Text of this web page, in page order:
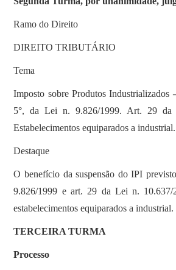
Ramo do Direito
DIREITO TRIBUTÁRIO
Tema
Imposto sobre Produtos Industrializados
5°, da Lei n. 9.826/1999. Art. 29 da
Estabelecimentos equiparados a
Destaque
O benefício da suspensão do IPI
9.826/1999 e art. 29 da Lei n. 10.637/
estabelecimentos equiparados a industrial.
TERCEIRA TURMA
Processo